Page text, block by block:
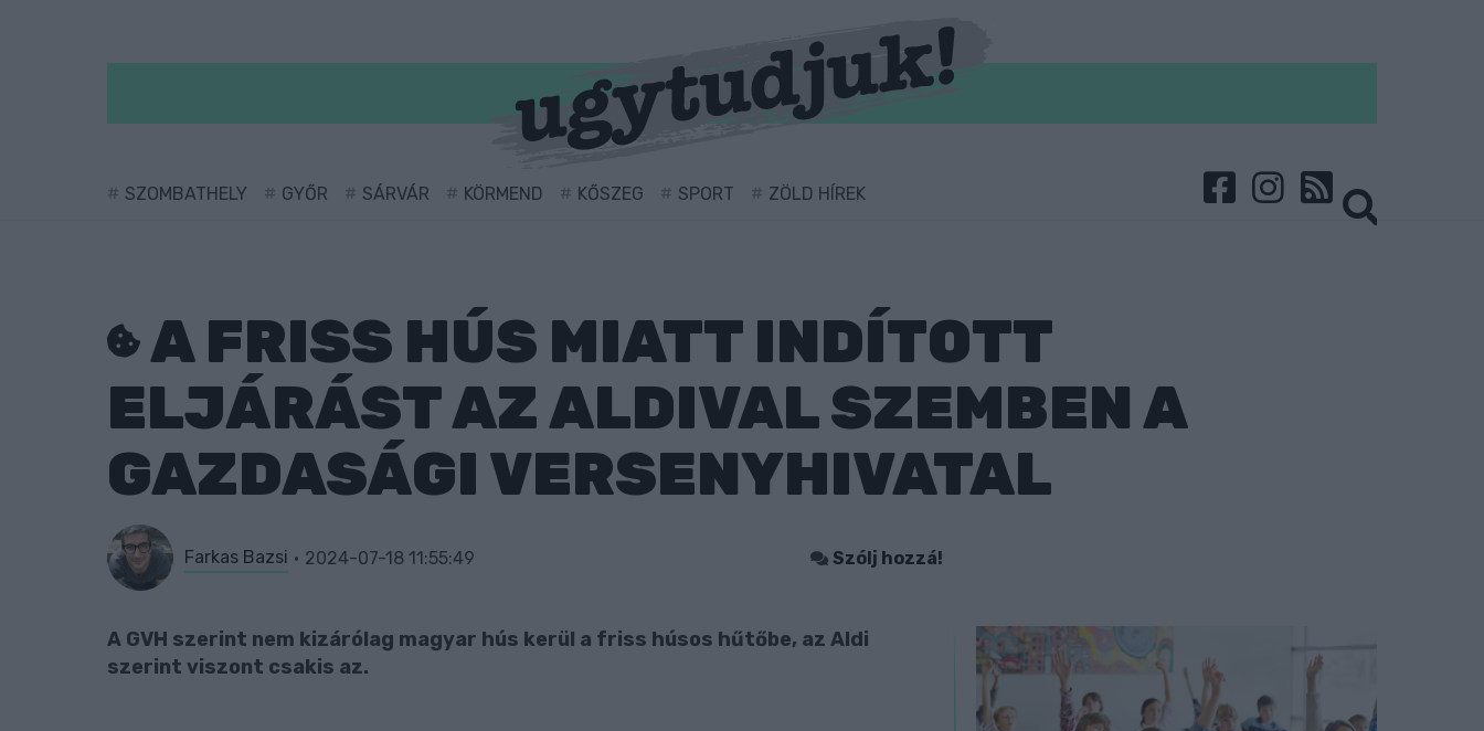
SZOMBATHELY GYŐR SÁRVÁR KÖRMEND KŐSZEG SPORT ZÖLD HÍREK
A FRISS HÚS MIATT INDÍTOTT
ELJÁRÁST AZ ALDIVAL SZEMBEN A
GAZDASÁGI VERSENYHIVATAL
Farkas Bazsi 2024-07-18 11:55:49 Szólj hozzá!
A GVH szerint nem kizárólag magyar hús kerül a friss húsos hűtőbe, az Aldi
szerint viszont csakis az.